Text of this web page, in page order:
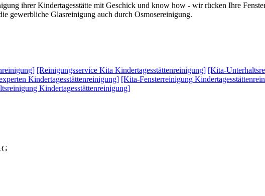
ihrer Kindertagesstätte mit Geschick und know how - wir rücken Ihre
gewerbliche Glasreinigung auch durch Osmosereinigung.
[Reinigungsservice Kita Kindertagesstättenreinigung] [Kita-
Kindertagesstättenreinigung] [Kita-Fensterreinigung
Kindertagesstättenreinigung]